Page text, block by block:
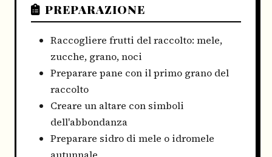
PREPARAZIONE
Raccogliere frutti del raccolto: mele,
zucche, grano, noci
Preparare pane con il primo grano del
raccolto
Creare un altare con simboli
dell'abbondanza
Preparare sidro di mele o idromele